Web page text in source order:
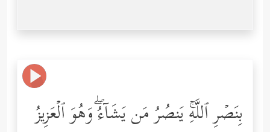
بِنَصۡرِ ٱللَّهِۚ یَنصُرُ مَن یَشَاۤءُۖ وَهُوَ ٱلۡعَزِیزُ